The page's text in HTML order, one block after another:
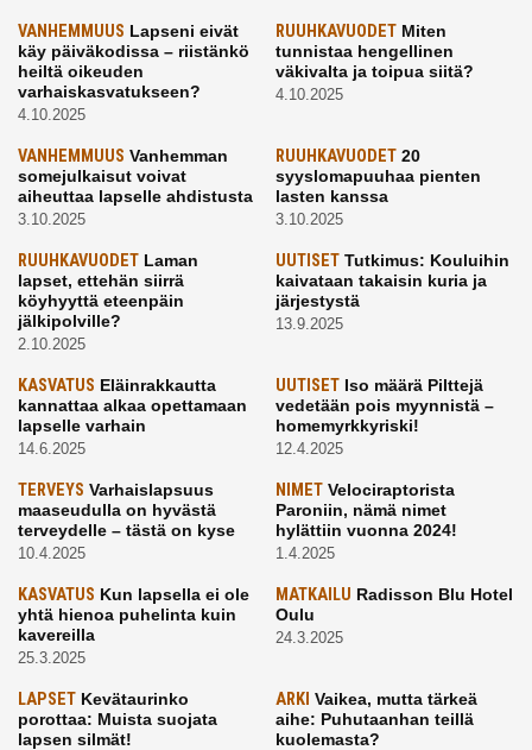
VANHEMMUUS Lapseni eivät
käy päiväkodissa – riistänkö
heiltä oikeuden
varhaiskasvatukseen?
4.10.2025
RUUHKAVUODETMiten
tunnistaa hengellinen
väkivalta ja toipua siitä?
4.10.2025
VANHEMMUUS Vanhemman
somejulkaisut voivat
aiheuttaa lapselle ahdistusta
3.10.2025
RUUHKAVUODET20
syyslomapuuhaa pienten
lasten kanssa
3.10.2025
RUUHKAVUODET Laman
lapset, ettehän siirrä
köyhyyttä eteenpäin
jälkipolville?
2.10.2025
UUTISETTutkimus: Kouluihin
kaivataan takaisin kuria ja
järjestystä
13.9.2025
KASVATUS Eläinrakkautta
kannattaa alkaa opettamaan
lapselle varhain
14.6.2025
UUTISETIso määrä Pilttejä
vedetään pois myynnistä –
homemyrkkyriski!
12.4.2025
TERVEYS Varhaislapsuus
maaseudulla on hyvästä
terveydelle – tästä on kyse
10.4.2025
NIMETVelociraptorista
Paroniin, nämä nimet
hylättiin vuonna 2024!
1.4.2025
KASVATUS Kun lapsella ei ole
yhtä hienoa puhelinta kuin
kavereilla
25.3.2025
MATKAILU Radisson Blu Hotel
Oulu
24.3.2025
LAPSET Kevätaurinko
porottaa: Muista suojata
lapsen silmät!
ARKI Vaikea, mutta tärkeä
aihe: Puhutaanhan teillä
kuolemasta?